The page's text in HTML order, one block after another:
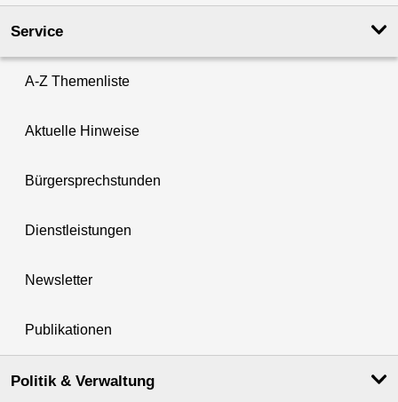
Service
A-Z Themenliste
Aktuelle Hinweise
Bürgersprechstunden
Dienstleistungen
Newsletter
Publikationen
Politik & Verwaltung